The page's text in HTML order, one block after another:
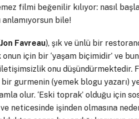
filmi beğenilir kılıyor: nasıl
bile!
Jon Favreau), şık ve ünlü bir
için bir ‘yaşam biçimidir’ ve
onu düşündürmektedir.
gurmenin (yemek blogu yazarı)
olur. ‘Eski toprak’ olduğu için
neticesinde işinden olmasına